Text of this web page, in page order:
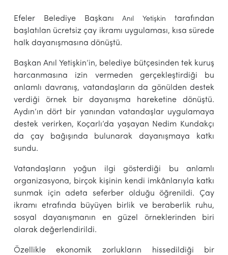
Efeler Belediye BaşkanıAnıl Yetişkin
tarafından
başlatılan ücretsiz çay ikramı uygulaması, kısa sürede
halk dayanışmasına dönüştü.
Başkan Anıl Yetişkin’in, belediye bütçesinden tek kuruş
harcanmasına izin vermeden gerçekleştirdiği bu
anlamlı davranış, vatandaşların da gönülden destek
verdiği örnek bir dayanışma hareketine dönüştü.
Aydın’ın dört bir yanından vatandaşlar uygulamaya
destek verirken, Koçarlı’da yaşayan Nedim Kundakçı
da çay bağışında bulunarak dayanışmaya katkı
sundu.
Vatandaşların yoğun ilgi gösterdiği bu anlamlı
organizasyona, birçok kişinin kendi imkânlarıyla katkı
sunmak için adeta seferber olduğu öğrenildi. Çay
ikramı etrafında büyüyen birlik ve beraberlik ruhu,
sosyal dayanışmanın en güzel örneklerinden biri
olarak değerlendirildi.
Özellikle ekonomik zorlukların hissedildiği bir